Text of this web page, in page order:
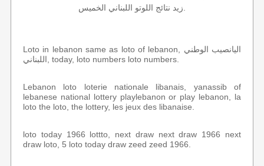
Loto in lebanon same as loto of lebanon, اليانصيب الوطني
اللبناني, today, loto numbers loto numbers.
Lebanon loto loterie nationale libanais, yanassib of
lebanese national lottery playlebanon or play lebanon, la
loto the loto, the lottery, les jeux des libanaise.
loto today 1966 lottto, next draw next draw 1966 next
draw loto, 5 loto today draw zeed zeed 1966.